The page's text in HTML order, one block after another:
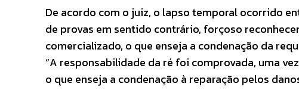
De acordo com o juiz, o lapso temporal ocorrido
de provas em sentido contrário, forçoso
comercializado, o que enseja a condenação da
“A responsabilidade da ré foi comprovada, uma
o que enseja a condenação à reparação pelos